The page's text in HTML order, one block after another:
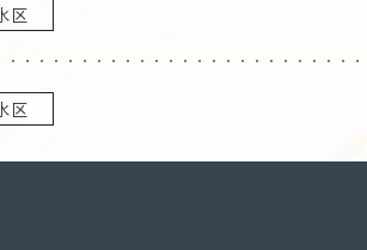
区
区